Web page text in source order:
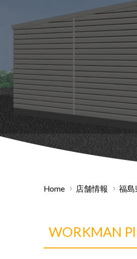
Home 店舗情報 福島
WORKMAN